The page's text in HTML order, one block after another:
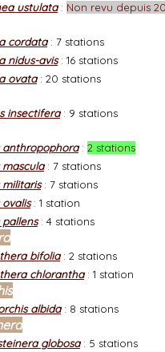
ustulata: Non revu depuis
cordata: 7 stations
nidus-avis: 16 stations
ovata: 20 stations
insectifera: 9 stations
anthropophora: 2 stations
mascula: 7 stations
militaris: 7 stations
: 1 station
pallens: 4 stations
bifolia: 2 stations
chlorantha: 1 station
albida: 8 stations
globosa: 5 stations